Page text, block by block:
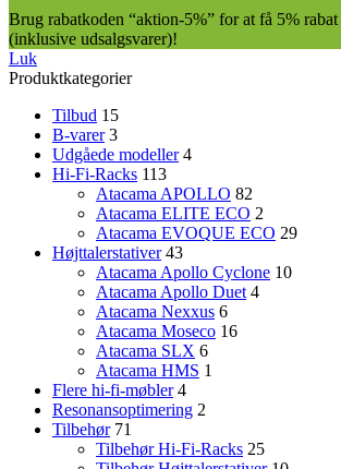
Brug rabatkoden “aktion-5%” for at få 5%
(inklusive udsalgsvarer)!
Luk
Produktkategorier
Tilbud 15
B-varer 3
Udgåede modeller 4
Hi-Fi-Racks 113
Atacama APOLLO 82
Atacama ELITE ECO 2
Atacama EVOQUE ECO 29
Højttalerstativer 43
Atacama Apollo Cyclone 10
Atacama Apollo Duet 4
Atacama Nexxus 6
Atacama Moseco 16
Atacama SLX 6
Atacama HMS 1
Flere hi-fi-møbler 4
Resonansoptimering 2
Tilbehør 71
Tilbehør Hi-Fi-Racks 25